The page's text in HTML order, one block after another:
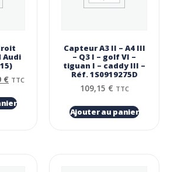
€ TTC
Capteur A3 II – A4 III
– Q3 I – golf VI –
tiguan I – caddy III –
Réf. 1S0919275D
109,15 € TTC
Ajouter au panier